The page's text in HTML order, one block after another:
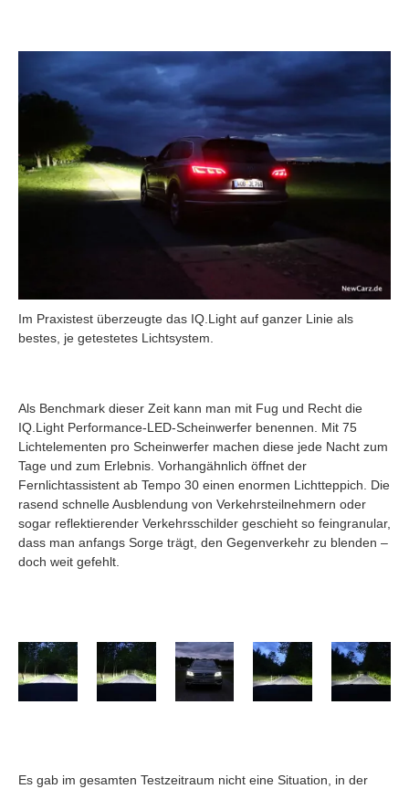
Im Praxistest überzeugte das IQ.Light auf ganzer Linie als
bestes, je getestetes Lichtsystem.
Als Benchmark dieser Zeit kann man mit Fug und Recht die
IQ.Light Performance-LED-Scheinwerfer benennen. Mit 75
Lichtelementen pro Scheinwerfer machen diese jede Nacht zum
Tage und zum Erlebnis. Vorhangähnlich öffnet der
Fernlichtassistent ab Tempo 30 einen enormen Lichtteppich. Die
rasend schnelle Ausblendung von Verkehrsteilnehmern oder
sogar reflektierender Verkehrsschilder geschieht so feingranular,
dass man anfangs Sorge trägt, den Gegenverkehr zu blenden –
doch weit gefehlt.
Es gab im gesamten Testzeitraum nicht eine Situation, in der